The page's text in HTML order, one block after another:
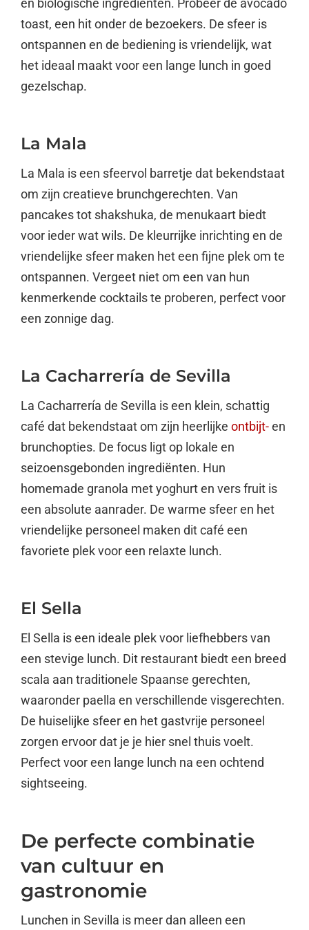
toast, een hit onder de bezoekers. De sfeer is
ontspannen en de bediening is vriendelijk, wat
het ideaal maakt voor een lange lunch in goed
gezelschap.
La Mala
La Mala is een sfeervol barretje dat bekendstaat
om zijn creatieve brunchgerechten. Van
pancakes tot shakshuka, de menukaart biedt
voor ieder wat wils. De kleurrijke inrichting en de
vriendelijke sfeer maken het een fijne plek om te
ontspannen. Vergeet niet om een van hun
kenmerkende cocktails te proberen, perfect voor
een zonnige dag.
La Cacharrería de Sevilla
La Cacharrería de Sevilla is een klein, schattig
café dat bekendstaat om zijn heerlijke ontbijt-en
brunchopties. De focus ligt op lokale en
seizoensgebonden ingrediënten. Hun
homemade granola met yoghurt en vers fruit is
een absolute aanrader. De warme sfeer en het
vriendelijke personeel maken dit café een
favoriete plek voor een relaxte lunch.
El Sella
El Sella is een ideale plek voor liefhebbers van
een stevige lunch. Dit restaurant biedt een breed
scala aan traditionele Spaanse gerechten,
waaronder paella en verschillende visgerechten.
De huiselijke sfeer en het gastvrije personeel
zorgen ervoor dat je je hier snel thuis voelt.
Perfect voor een lange lunch na een ochtend
sightseeing.
De perfecte combinatie
van cultuur en
gastronomie
Lunchen in Sevilla is meer dan alleen een